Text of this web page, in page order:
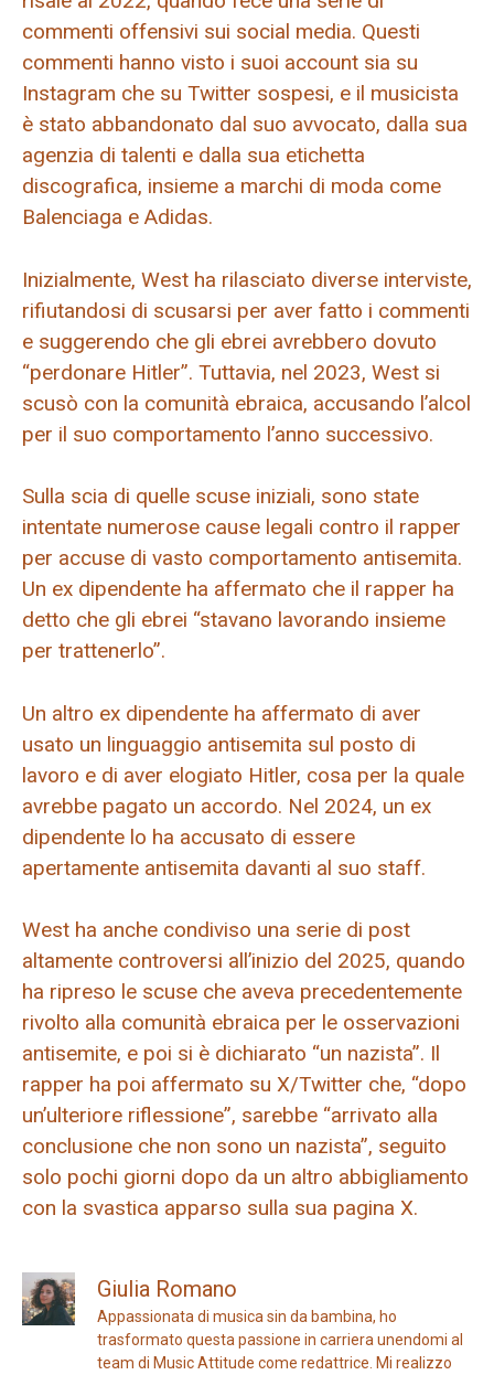
commenti offensivi sui social media. Questi
commenti hanno visto i suoi account sia su
Instagram che su Twitter sospesi, e il musicista
è stato abbandonato dal suo avvocato, dalla sua
agenzia di talenti e dalla sua etichetta
discografica, insieme a marchi di moda come
Balenciaga e Adidas.
Inizialmente, West ha rilasciato diverse interviste,
rifiutandosi di scusarsi per aver fatto i commenti
e suggerendo che gli ebrei avrebbero dovuto
“perdonare Hitler”. Tuttavia, nel 2023, West si
scusò con la comunità ebraica, accusando l’alcol
per il suo comportamento l’anno successivo.
Sulla scia di quelle scuse iniziali, sono state
intentate numerose cause legali contro il rapper
per accuse di vasto comportamento antisemita.
Un ex dipendente ha affermato che il rapper ha
detto che gli ebrei “stavano lavorando insieme
per trattenerlo”.
Un altro ex dipendente ha affermato di aver
usato un linguaggio antisemita sul posto di
lavoro e di aver elogiato Hitler, cosa per la quale
avrebbe pagato un accordo. Nel 2024, un ex
dipendente lo ha accusato di essere
apertamente antisemita davanti al suo staff.
West ha anche condiviso una serie di post
altamente controversi all’inizio del 2025, quando
ha ripreso le scuse che aveva precedentemente
rivolto alla comunità ebraica per le osservazioni
antisemite, e poi si è dichiarato “un nazista”. Il
rapper ha poi affermato su X/Twitter che, “dopo
un’ulteriore riflessione”, sarebbe “arrivato alla
conclusione che non sono un nazista”, seguito
solo pochi giorni dopo da un altro abbigliamento
con la svastica apparso sulla sua pagina X.
Giulia Romano
Appassionata di musica sin da bambina, ho
trasformato questa passione in carriera unendomi al
team di Music Attitude come redattrice. Mi realizzo